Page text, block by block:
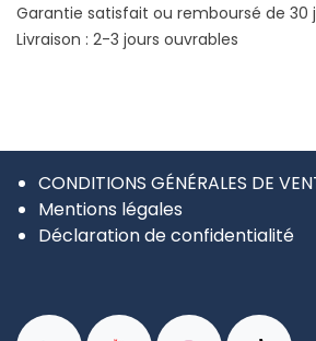
Garantie satisfait ou remboursé de 30
Livraison : 2-3 jours ouvrables
CONDITIONS GÉNÉRALES DE
Mentions légales
Déclaration de confidentialité